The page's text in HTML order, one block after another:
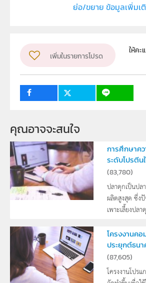
ภาควิชาฟิสิกส์ คณะวิทยาศาสตร์ มหาวิทยา
ระดับชั้น
ม.4,
ย่อ/ขยาย ข้อมูลเพิ่มเ
เพิ่มในรายการโปรด
ให้คะ
คุณอาจจะสนใจ
การศึกษาค
ระดับโปรตีน
(83,780)
ปลาดุกเป็นปล
ผลิตสูงสุด ซึ่ง
เพาะเลี้ยงปล
โครงงานค
ประยุกต์ธนา
(87,605)
โครงงานโปร